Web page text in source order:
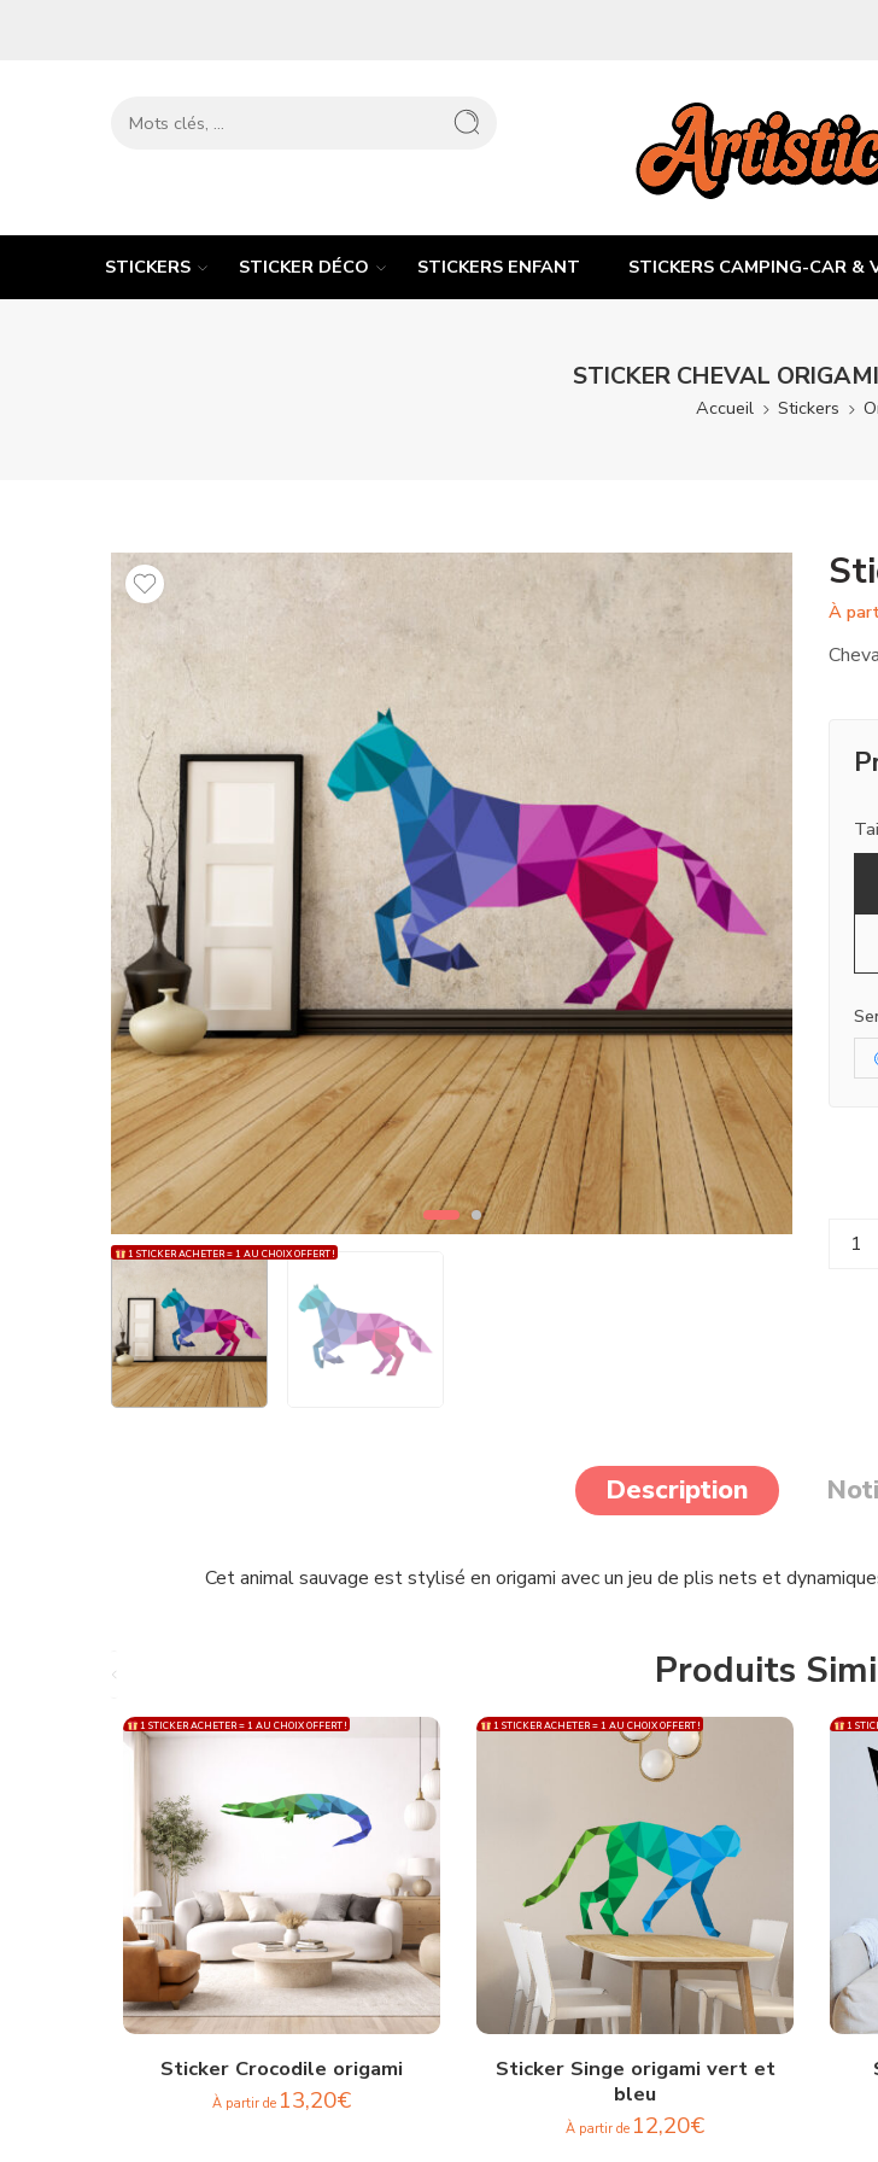
STICKERS STICKER DÉCO STICKERS ENFANT STICKERS CAMPING-CAR &
STICKER CHEVAL
Accueil Stickers
1 STICKER ACHETER = 1 AU CHOIX OFFERT !
À
Description
Cet animal sauvage est stylisé en origami avec un jeu de plis nets et
Produits
1 STICKER ACHETER = 1 AU CHOIX OFFERT !
Sticker Crocodile origami
À partir de 13,20€
1 STICKER ACHETER = 1 AU CHOIX OFFERT !
Sticker Singe origami vert et
bleu
À partir de 12,20€
1